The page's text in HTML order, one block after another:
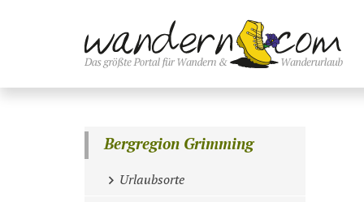
Bergregion Grimming
Urlaubsorte